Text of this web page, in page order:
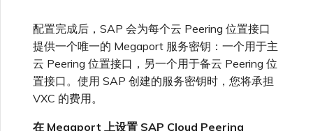
配置完成后，SAP 会为每个云 Peering 位置接口
提供一个唯一的 Megaport 服务密钥：一个用于主
云 Peering 位置接口，另一个用于备云 Peering 位
置接口。使用 SAP 创建的服务密钥时，您将承担
VXC 的费用。
在 Megaport 上设置 SAP Cloud Peering